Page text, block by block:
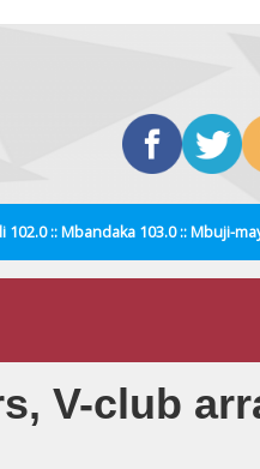
102.0 :: Mbandaka 103.0 :: Mbuji-
V-club